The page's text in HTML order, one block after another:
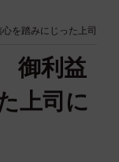
を踏みにじった上司
御利益
上司に